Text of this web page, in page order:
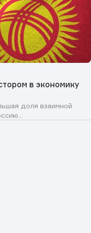
в экономику
доля взаимной